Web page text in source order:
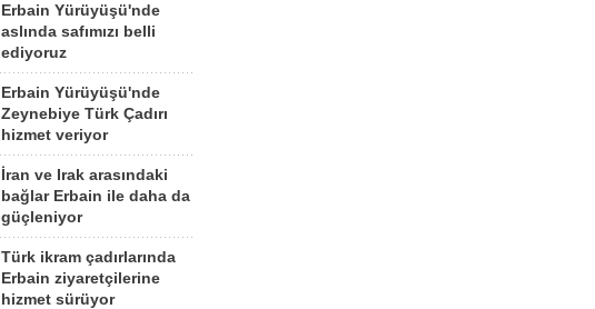
Erbain Yürüyüşü'nde
aslında safımızı belli
ediyoruz
Erbain Yürüyüşü'nde
Zeynebiye Türk Çadırı
hizmet veriyor
İran ve Irak arasındaki
bağlar Erbain ile daha da
güçleniyor
Türk ikram çadırlarında
Erbain ziyaretçilerine
hizmet sürüyor